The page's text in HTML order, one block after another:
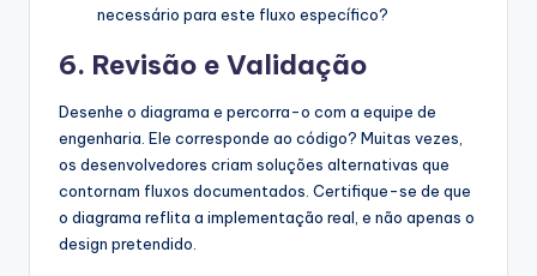
necessário para este fluxo específico?
6. Revisão e Validação
Desenhe o diagrama e percorra-o com a equipe de
engenharia. Ele corresponde ao código? Muitas vezes,
os desenvolvedores criam soluções alternativas que
contornam fluxos documentados. Certifique-se de que
o diagrama reflita a implementação real, e não apenas o
design pretendido.